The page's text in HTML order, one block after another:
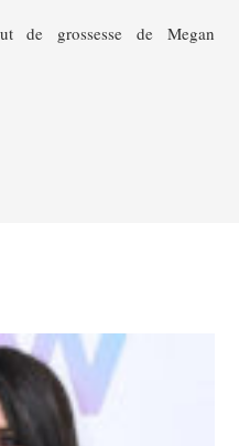
de grossesse de Megan